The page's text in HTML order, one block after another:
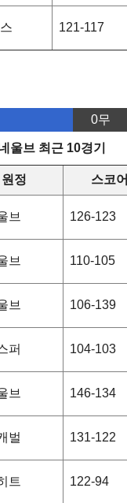
121-117
0무
울브 최근 10경기
원정 스코어
브 126-123
브 110-105
브 106-139
퍼 104-103
브 146-134
벌 131-122
트 122-94